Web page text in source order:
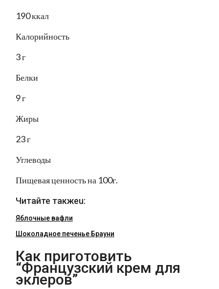
190 ккал
Калорийность
3 г
Белки
9 г
Жиры
23 г
Углеводы
Пищевая ценность на 100г.
Читайте такжеu:
Яблочные вафли
Шоколадное печенье Брауни
Как приготовить
“Французский крем для
эклеров”